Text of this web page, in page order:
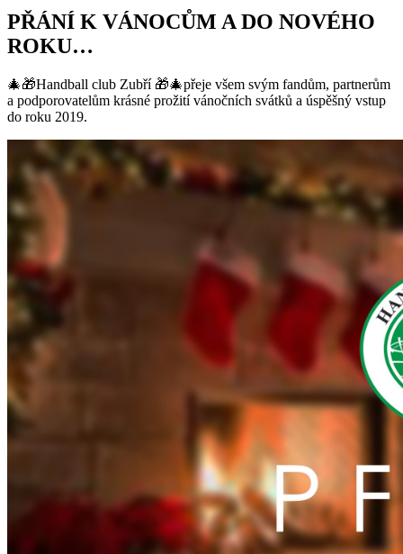
PŘÁNÍ K VÁNOCŮM A DO NOVÉHO
ROKU…
🎄🎁Handball club Zubří 🎁🎄přeje všem svým fandům, partnerům
a podporovatelům krásné prožití vánočních svátků a úspěšný vstup
do roku 2019.